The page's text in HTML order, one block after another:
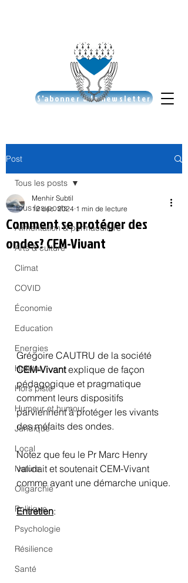
S'abonner à la newsletter
Post
Tous les posts
Alimentation & permaculture
Arts & culture
Climat
COVID
Économie
Education
Energies
Habitat
Hors piste
Humeur et humour
Juridique
Local
Nature
Oligarchie
Politique
Psychologie
Résilience
Santé
Tous les posts
Comment se protéger des
ondes? CEM-Vivant
Menhir Subtil
12 déc. 2024 1 min de lecture
Grégoire CAUTRU de la société
CEM-Vivant explique de façon
pédagogique et pragmatique
comment leurs dispositifs
parviennent à protéger les vivants
des méfaits des ondes.
Notez que feu le Pr Marc Henry
validait et soutenait CEM-Vivant
comme ayant une démarche unique.
Entretien: